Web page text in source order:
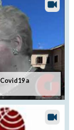
a